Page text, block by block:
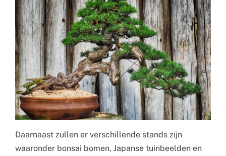
Daarnaast zullen er verschillende stands zijn
waaronder bonsai bomen, Japanse tuinbeelden en